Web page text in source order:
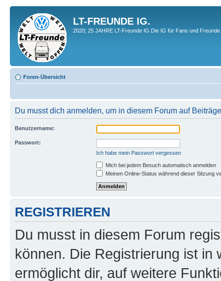
LT-FREUNDE IG.
2020; 25 JAHRE LT-Freunde IG.Die IG für Fans und
Foren-Übersicht
Du musst dich anmelden, um in diesem Forum auf
Benutzername:
Passwort:
Ich habe mein Passwort vergessen
Mich bei jedem Besuch automatisch anmelden
Meinen Online-Status während dieser Sitzung
REGISTRIEREN
Du musst in diesem Forum
können. Die Registrierung ist in
ermöglicht dir, auf weitere